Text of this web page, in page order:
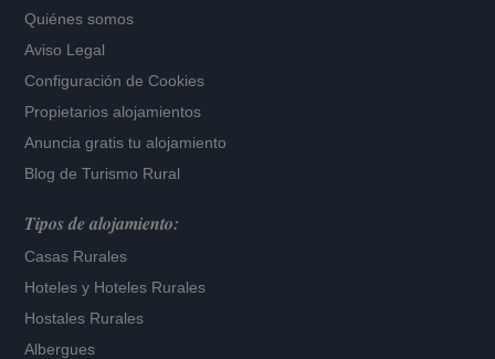
Quiénes somos
Aviso Legal
Configuración de Cookies
Propietarios alojamientos
Anuncia gratis tu alojamiento
Blog de Turismo Rural
Tipos de alojamiento:
Casas Rurales
Hoteles y Hoteles Rurales
Hostales Rurales
Albergues